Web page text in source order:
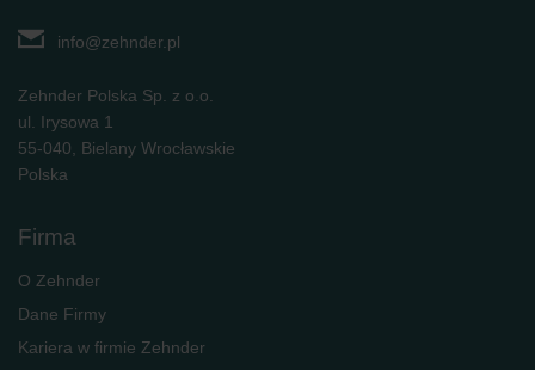
info@zehnder.pl
Zehnder Polska Sp. z o.o.
ul. Irysowa 1
55-040, Bielany Wrocławskie
Polska
Firma
O Zehnder
Dane Firmy
Kariera w firmie Zehnder